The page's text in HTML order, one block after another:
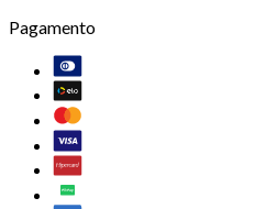
Pagamento